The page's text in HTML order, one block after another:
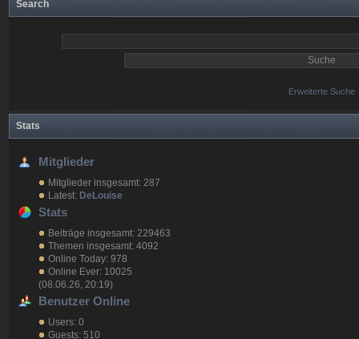
Search
Erweiterte Suche
Stats
Mitglieder
Mitglieder insgesamt: 287
Latest: DeLouise
Stats
Beiträge insgesamt: 229463
Themen insgesamt: 4092
Online Today: 978
Online Ever: 10025
(08.06.26, 20:19)
Benutzer Online
Users: 0
Guests: 510